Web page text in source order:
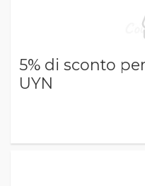
5% di sconto
UYN